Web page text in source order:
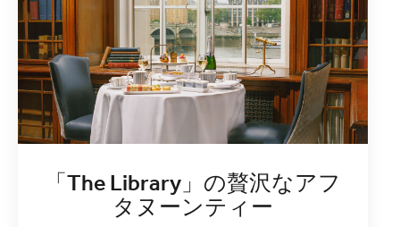
「The Library」の贅沢なアフ
タヌーンティー